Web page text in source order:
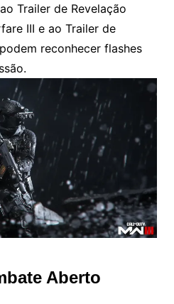
Trailer de Revelação
III e ao Trailer de
reconhecer flashes
Aberto